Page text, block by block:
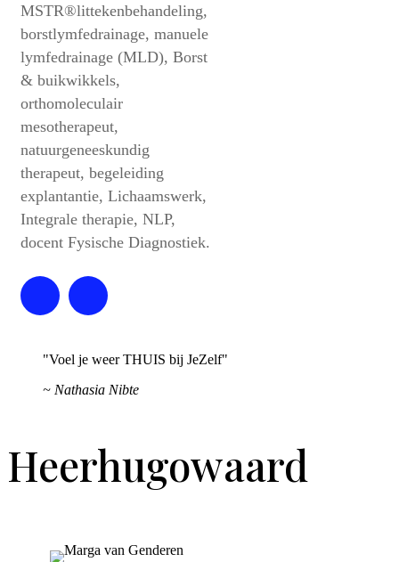
MSTR®littekenbehandeling,
borstlymfedrainage, manuele
lymfedrainage (MLD), Borst
& buikwikkels,
orthomoleculair
mesotherapeut,
natuurgeneeskundig
therapeut, begeleiding
explantantie, Lichaamswerk,
Integrale therapie, NLP,
docent Fysische Diagnostiek.
"Voel je weer THUIS bij JeZelf"
~ Nathasia Nibte
Heerhugowaard